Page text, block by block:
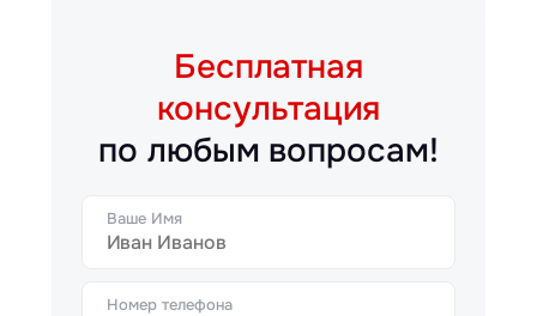
Бесплатная
консультация
по любым вопросам!
Ваше Имя
Номер телефона